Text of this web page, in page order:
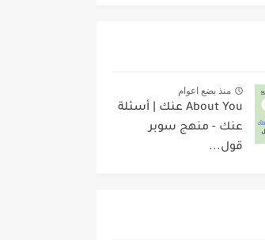
منذ بضع اعوام
About You عنك | أسئلة
عنك - منهج سوبر
قول...